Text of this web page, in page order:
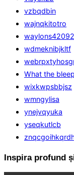
vzbqdbin
wajnqkitotro
waylons42092
wdmeknibjkltf
What the
wixkwpsbbjsz
wmngylisa
ynejvqyuka
yseqkutlcb
Inspira profund